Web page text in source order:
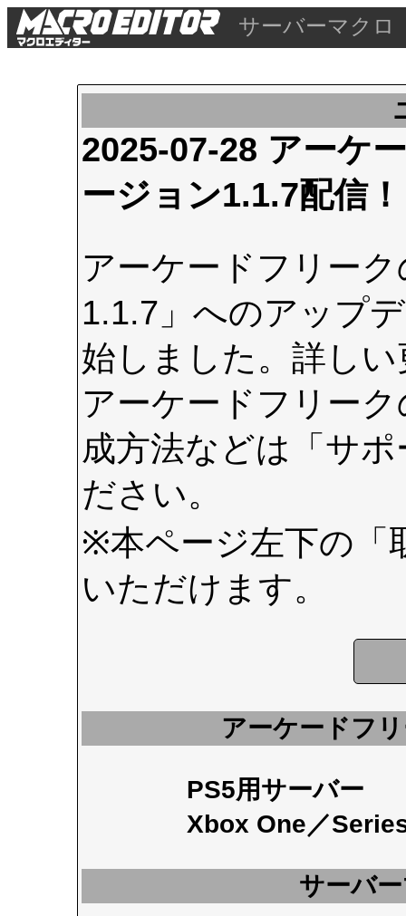
サーバーマクロ
2025-07-28 アーケ
ージョン1.1.7配信！
アーケードフリー
1.1.7」へのアップ
始しました。詳し
アーケードフリー
成方法などは 「サ
ださい。
※本ページ左下の
いただけます。
アーケードフ
PS5用サーバー
Xbox One／
サーバ